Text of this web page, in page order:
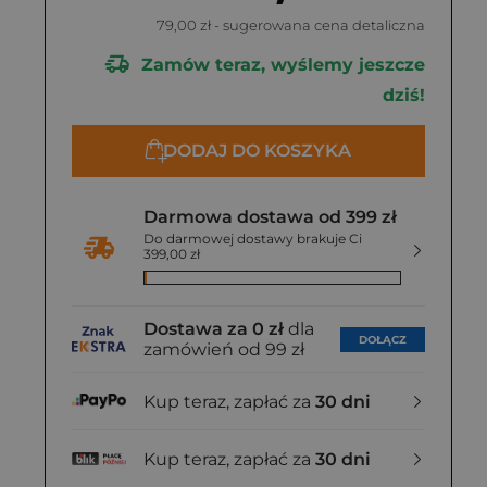
79,00 zł - sugerowana cena detaliczna
Zamów teraz, wyślemy jeszcze
dziś!
DODAJ DO KOSZYKA
Darmowa dostawa od 399 zł
Do darmowej dostawy brakuje Ci
399,00 zł
Dostawa za 0 zł dla
zamówień od 99 zł
DOŁĄCZ
Kup teraz, zapłać za 30 dni
Kup teraz, zapłać za 30 dni